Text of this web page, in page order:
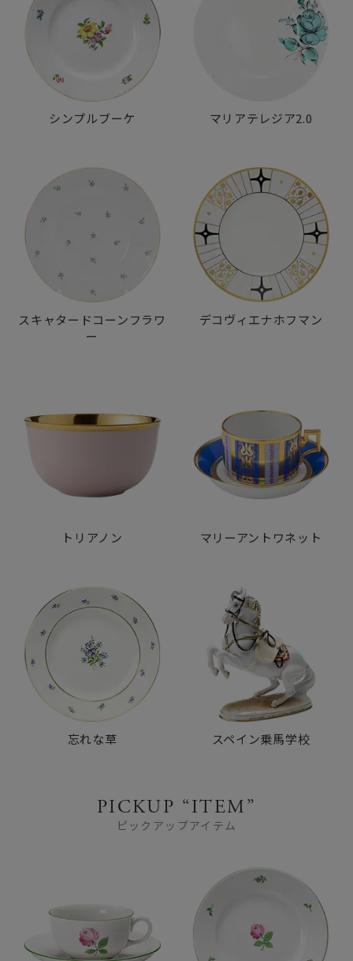
シンプルブーケ マリアテレジア2.0
スキャタードコーンフラワ
ー
デコヴィエナホフマン
トリアノン マリーアントワネット
忘れな草 スペイン乗馬学校
PICKUP “ITEM”
ピックアップアイテム